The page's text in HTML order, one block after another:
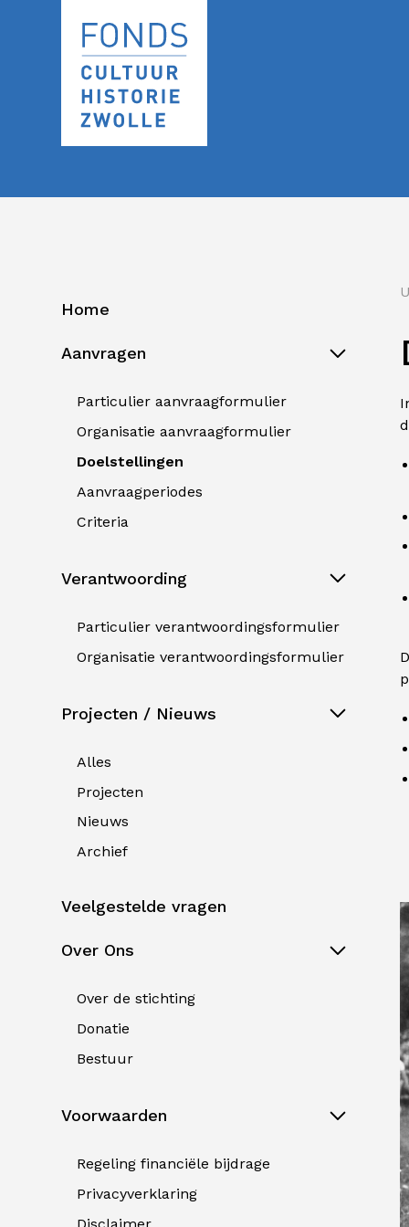
Home
Aanvragen
Particulier aanvraagformulier
Organisatie aanvraagformulier
Doelstellingen
Aanvraagperiodes
Criteria
Verantwoording
Particulier verantwoordingsformulier
Organisatie verantwoordingsformulier
Projecten / Nieuws
Alles
Projecten
Nieuws
Archief
Veelgestelde vragen
Over Ons
Over de stichting
Donatie
Bestuur
Voorwaarden
Regeling financiële bijdrage
Privacyverklaring